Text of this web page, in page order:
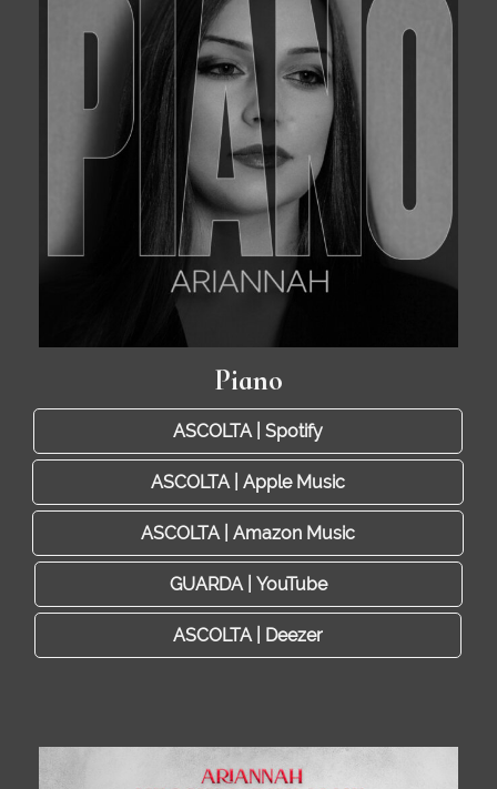
Piano
ASCOLTA | Spotify
ASCOLTA | Apple Music
ASCOLTA | Amazon Music
GUARDA | YouTube
ASCOLTA | Deezer